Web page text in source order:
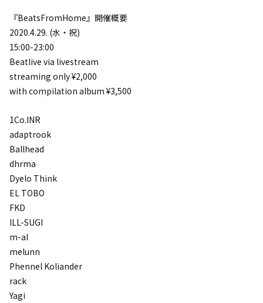
『BeatsFromHome』開催概要
2020.4.29. (水・祝)
15:00-23:00
Beatlive via livestream
streaming only ¥2,000
with compilation album ¥3,500
1Co.INR
adaptrook
Ballhead
dhrma
Dyelo Think
EL TOBO
FKD
ILL-SUGI
m-al
melunn
Phennel Koliander
rack
Yagi